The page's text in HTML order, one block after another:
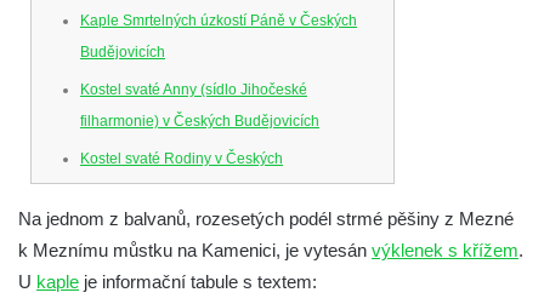
Kaple Smrtelných úzkostí Páně v Českých
Budějovicích
Kostel svaté Anny (sídlo Jihočeské
filharmonie) v Českých Budějovicích
Kostel svaté Rodiny v Českých
Budějovicích
Kostel Obětování Panny Marie u kláštera
dominikánů v Českých Budějovicích
Kostel Všech svatých v Kamenném Újezdě
Na jednom z balvanů, rozesetých podél strmé pěšiny z Mezné
k Meznímu můstku na Kamenici, je vytesán výklenek s křížem.
U kaple je informační tabule s textem: